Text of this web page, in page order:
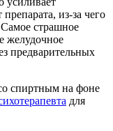
из-за чего
Самое страшное
желудочное
предварительных
спиртным на фоне
для